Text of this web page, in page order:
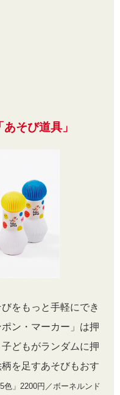
そび道具」
をもっと手軽にでき
ン・マーカー」は押
どもがランダムに押
を足すあそびもおす
色」2200円／ボーネルンド